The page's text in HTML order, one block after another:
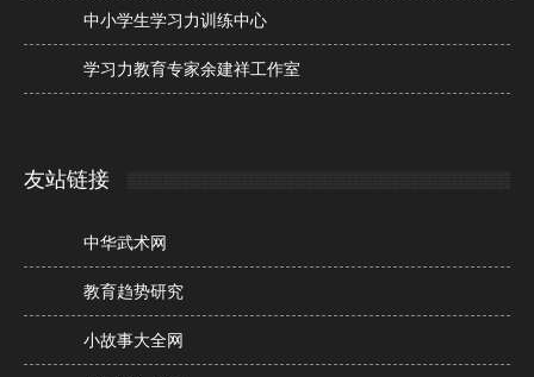
中小学生学习力训练中心
学习力教育专家余建祥工作室
友站链接
中华武术网
教育趋势研究
小故事大全网